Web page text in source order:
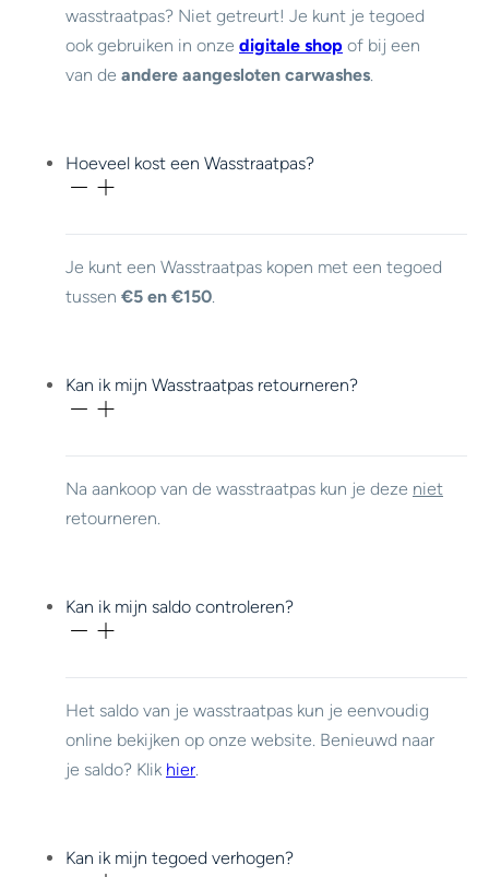
wasstraatpas? Niet getreurt! Je kunt je tegoed
ook gebruiken in onze digitale shop of bij een
van de andere aangesloten carwashes
Hoeveel kost een Wasstraatpas?
Je kunt een Wasstraatpas kopen met een tegoed
tussen €5 en €150
Kan ik mijn Wasstraatpas retourneren?
Na aankoop van de wasstraatpas kun je deze niet
retourneren.
Kan ik mijn saldo controleren?
Het saldo van je wasstraatpas kun je eenvoudig
online bekijken op onze website. Benieuwd naar
je saldo? Klik hier
Kan ik mijn tegoed verhogen?